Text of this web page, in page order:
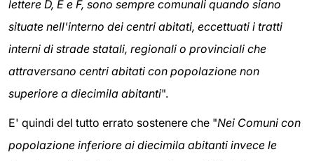
lettere D, E e F, sono sempre comunali quando siano
situate nell'interno dei centri abitati, eccettuati i tratti
interni di strade statali, regionali o provinciali che
attraversano centri abitati con popolazione non
superiore a diecimila abitanti".
E' quindi del tutto errato sostenere che "Nei Comuni con
popolazione inferiore ai diecimila abitanti invece le